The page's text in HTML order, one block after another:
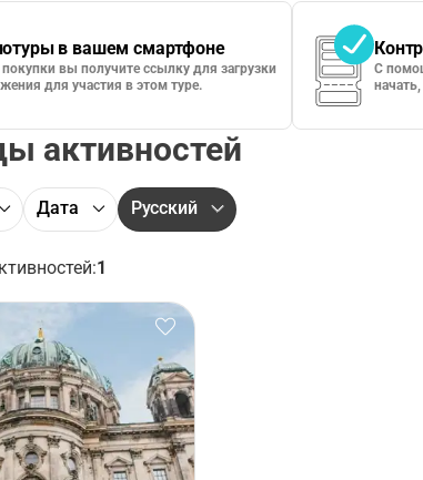
в вашем смартфоне
покупки вы получите ссылку для загрузки
для участия в этом туре.
С
активностей
Дата Русский
1